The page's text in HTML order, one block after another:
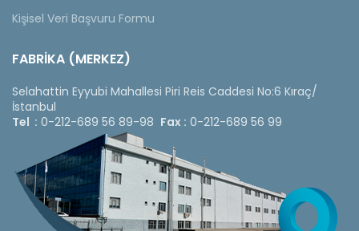
Kişisel Veri Başvuru Formu
FABRİKA (MERKEZ)
Selahattin Eyyubi Mahallesi Piri Reis Caddesi No:6 Kıraç/
İstanbul
Tel : 0-212-689 56 89-98 Fax : 0-212-689 56 99